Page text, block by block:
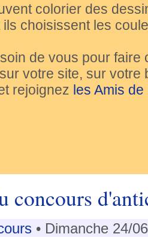
colorier des
choisissent les
de vous pour
votre site, sur
rejoignez les Amis
concours
• Dimanche 24/